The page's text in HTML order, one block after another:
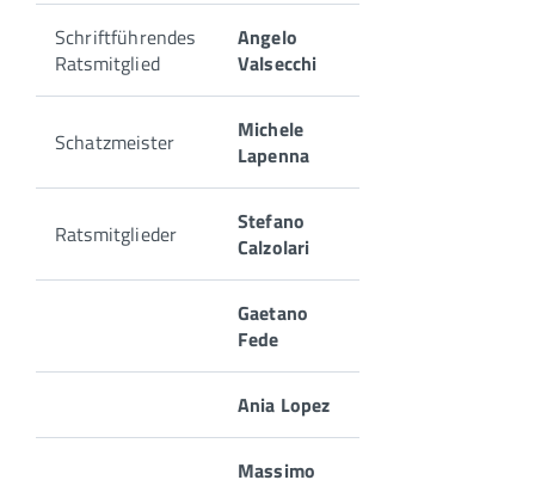
Schriftführendes
Ratsmitglied
Angelo
Valsecchi
Schatzmeister
Michele
Lapenna
Ratsmitglieder
Stefano
Calzolari
Gaetano
Fede
Ania Lopez
Massimo